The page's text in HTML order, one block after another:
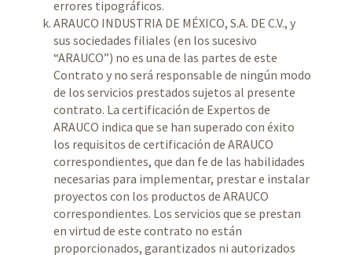
errores tipográficos.
ARAUCO INDUSTRIA DE MÉXICO, S.A. DE C.V., y
sus sociedades filiales (en los sucesivo
“ARAUCO”) no es una de las partes de este
Contrato y no será responsable de ningún modo
de los servicios prestados sujetos al presente
contrato. La certificación de Expertos de
ARAUCO indica que se han superado con éxito
los requisitos de certificación de ARAUCO
correspondientes, que dan fe de las habilidades
necesarias para implementar, prestar e instalar
proyectos con los productos de ARAUCO
correspondientes. Los servicios que se prestan
en virtud de este contrato no están
proporcionados, garantizados ni autorizados